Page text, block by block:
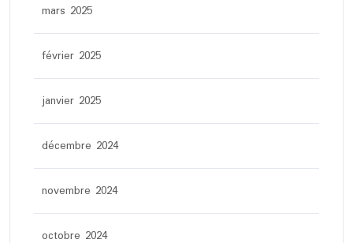
mars 2025
février 2025
janvier 2025
décembre 2024
novembre 2024
octobre 2024